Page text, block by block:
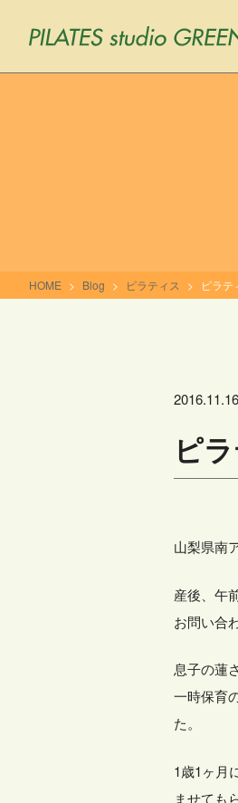
HOME Blog ピラティス ピラテ
2016.11.16
ピ
山梨県南
産後、午
お問い合
息子の蓮
一時保育
た。
1歳1ヶ月
ませても